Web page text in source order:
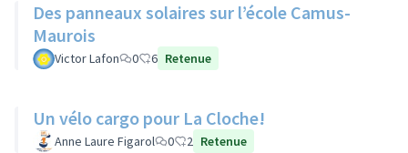
Des panneaux solaires sur l’école Camus-
Maurois
Victor Lafon 0 6 Retenue
Un vélo cargo pour La Cloche!
Anne Laure Figarol 0 2 Retenue